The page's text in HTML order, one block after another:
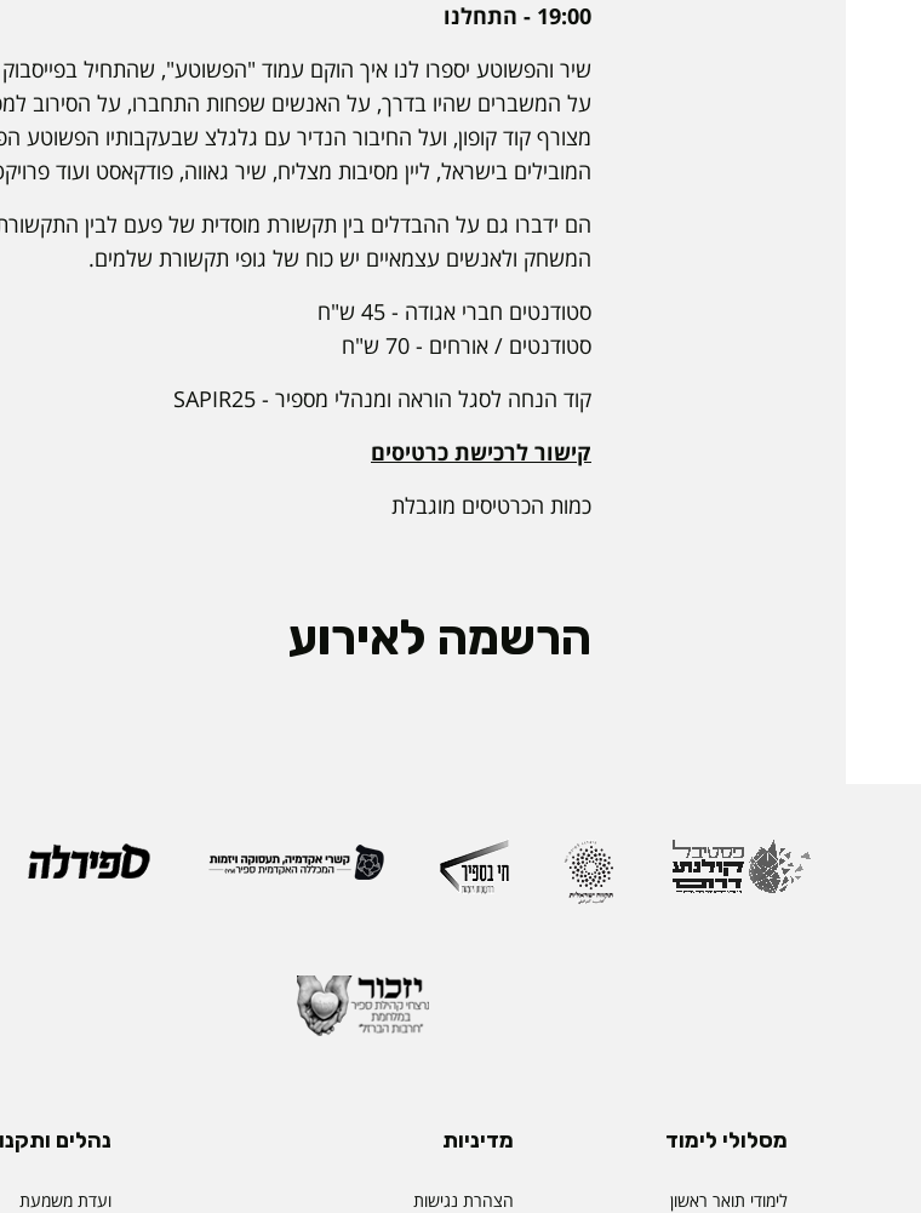
19:00 - התחלנו
שיר והפשוטע יספרו לנו איך הוקם עמוד "הפשוטע", שהתחיל
על המשברים שהיו בדרך, על האנשים שפחות התחברו, על הסירוב
מצורף קוד קופון, ועל החיבור הנדיר עם גלגלצ שבעקבותיו הפשוטע
המובילים בישראל, ליין מסיבות מצליח, שיר גאווה, פודקאסט ועוד
הם ידברו גם על ההבדלים בין תקשורת מוסדית של פעם לבין
המשחק ולאנשים עצמאיים יש כוח של גופי תקשורת שלמים.
סטודנטים חברי אגודה - 45 ש"ח
סטודנטים / אורחים - 70 ש"ח
קוד הנחה לסגל הוראה ומנהלי מספיר - SAPIR25
קישור לרכישת כרטיסים
כמות הכרטיסים מוגבלת
הרשמה לאירוע
מסלולי לימוד
לימודי תואר ראשון
מדיניות
הצהרת נגישות
נהלים
ועדת משמעת